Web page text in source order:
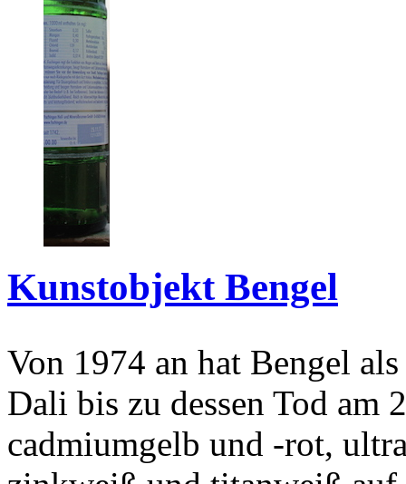
Kunstobjekt Bengel
Von 1974 an hat Bengel
Dali bis zu dessen Tod am
cadmiumgelb und -rot,